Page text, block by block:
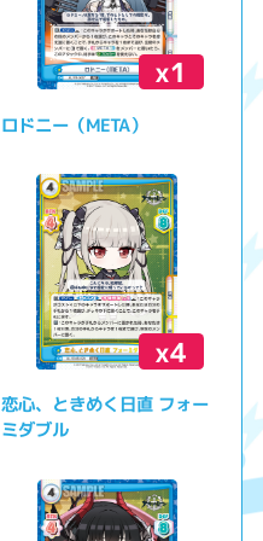
x1
ロドニー（META）
x4
恋心、ときめく日直 フォー
ミダブル